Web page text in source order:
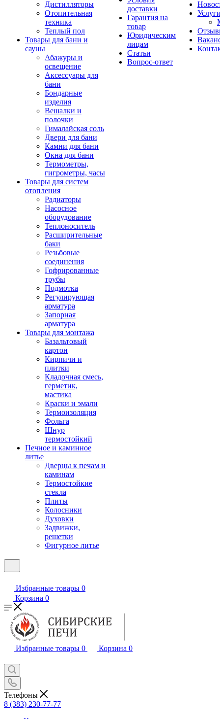
Дистилляторы
Отопительная
техника
Теплый пол
Товары для бани и
сауны
Абажуры и
освещение
Аксессуары для
бани
Бондарные
изделия
Вешалки и
полочки
Гималайская соль
Двери для бани
Камни для бани
Окна для бани
Термометры,
гигрометры, часы
Товары для систем
отопления
Радиаторы
Насосное
оборудование
Теплоноситель
Расширительные
баки
Резьбовые
соединения
Гофрированные
трубы
Подмотка
Регулирующая
арматура
Запорная
арматура
Товары для монтажа
Базальтовый
картон
Кирпичи и
плитки
Кладочная смесь,
герметик,
мастика
Краски и эмали
Термоизоляция
Фольга
Шнур
термостойкий
Печное и каминное
литье
Дверцы к печам и
каминам
Термостойкие
стекла
Плиты
Колосники
Духовки
Задвижки,
решетки
Фигурное литье
доставки
Гарантия на
товар
Юридическим
лицам
Статьи
Вопрос-ответ
Избранные товары 0
Корзина 0
Избранные товары 0 Корзина 0
Телефоны
8 (383) 230-77-77